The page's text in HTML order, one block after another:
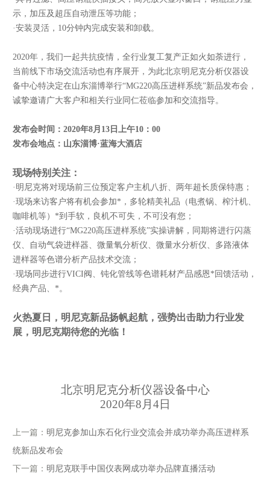
示，加压及超压自动泄压等功能；
·安装灵活，10分钟内完成安装和卸载。
2020年，我们一起共抗疫情，全行业复工复产正如火如荼进行，
当前线下市场交流活动也有序展开，为此北京明尼克分析仪器设
备中心特决定在山东淄博举行“MG220高压进样系统”新品发布会，
诚挚邀请广大客户和相关行业同仁莅临参加和交流指导。
发布会时间：2020年8月13日上午10：00
发布会地点：山东淄博·蓝海大酒店
现场特别关注：
·明尼克将对现场前三位预定客户主机八折、两年超长质保特惠；
·现场来访客户将有机会参加*，多轮精美礼品（电煮锅、榨汁机、
咖啡机等）*到手软，良机不可失，不可没有您；
·活动现场进行“MG220高压进样系统”实操讲解，同期将进行闪蒸
仪、自动气袋进样器、微量氧分析仪、微量水分析仪、多路液体
进样器等色谱分析产品技术交流；
·现场同步进行VICI阀、钝化管线等色谱耗材产品感恩*回馈活动，
经典产品、*。
火热夏日，明尼克新品扬帆起航，强势出击助力行业发
展，明尼克期待您的光临！
北京明尼克分析仪器设备中心
2020年8月4日
上一篇： 明尼克参加山东石化行业交流会并成功举办高压进样系
统新品发布会
下一篇： 明尼克联手中国仪表网成功举办品牌直播活动